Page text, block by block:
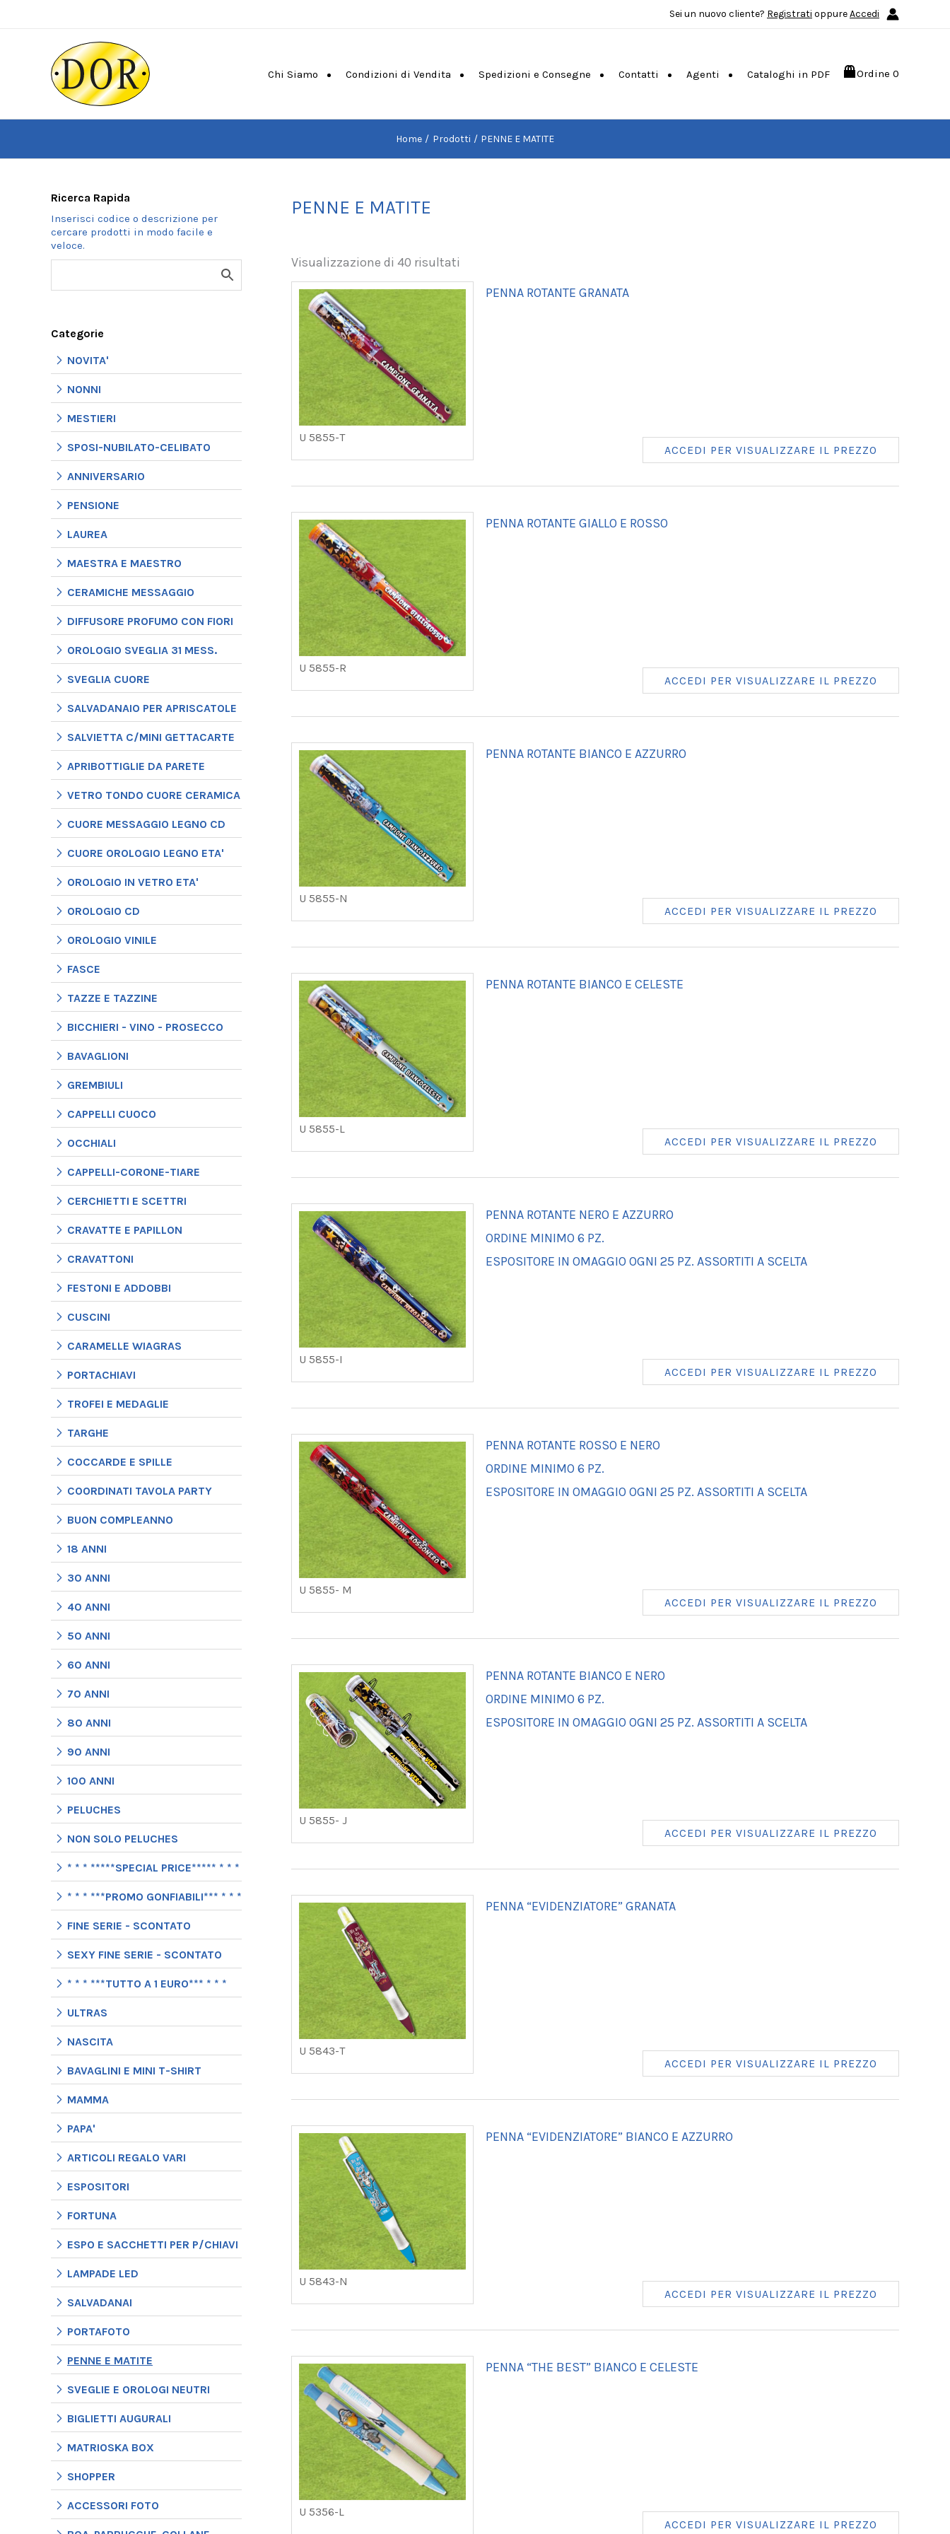
contenuto
Sei un nuovo cliente? Registrati oppureAccedi
Chi Siamo Condizioni di Vendita Spedizioni e Consegne Contatti Agenti Cataloghi in PDF Ordine 0
Home Prodotti PENNE E MATITE
Ricerca Rapida
Categorie
NOVITA'
NONNI
MESTIERI
SPOSI-NUBILATO-CELIBATO
ANNIVERSARIO
PENSIONE
LAUREA
MAESTRA E MAESTRO
CERAMICHE MESSAGGIO
DIFFUSORE PROFUMO CON FIORI
OROLOGIO SVEGLIA 31 MESS.
SVEGLIA CUORE
SALVADANAIO PER APRISCATOLE
SALVIETTA C/MINI GETTACARTE
APRIBOTTIGLIE DA PARETE
VETRO TONDO CUORE CERAMICA
CUORE MESSAGGIO LEGNO CD
CUORE OROLOGIO LEGNO ETA'
OROLOGIO IN VETRO ETA'
OROLOGIO CD
OROLOGIO VINILE
FASCE
TAZZE E TAZZINE
BICCHIERI - VINO - PROSECCO
BAVAGLIONI
GREMBIULI
CAPPELLI CUOCO
OCCHIALI
CAPPELLI-CORONE-TIARE
CERCHIETTI E SCETTRI
CRAVATTE E PAPILLON
CRAVATTONI
FESTONI E ADDOBBI
CUSCINI
CARAMELLE WIAGRAS
PORTACHIAVI
TROFEI E MEDAGLIE
TARGHE
COCCARDE E SPILLE
COORDINATI TAVOLA PARTY
BUON COMPLEANNO
18 ANNI
30 ANNI
40 ANNI
50 ANNI
60 ANNI
70 ANNI
80 ANNI
90 ANNI
100 ANNI
PELUCHES
NON SOLO PELUCHES
* * * *****SPECIAL PRICE***** * * *
* * * ***PROMO GONFIABILI*** * * *
FINE SERIE - SCONTATO
SEXY FINE SERIE - SCONTATO
* * * ***TUTTO A 1 EURO*** * * *
ULTRAS
NASCITA
BAVAGLINI E MINI T-SHIRT
MAMMA
PAPA'
ARTICOLI REGALO VARI
ESPOSITORI
FORTUNA
ESPO E SACCHETTI PER P/CHIAVI
LAMPADE LED
SALVADANAI
PORTAFOTO
PENNE E MATITE
SVEGLIE E OROLOGI NEUTRI
BIGLIETTI AUGURALI
MATRIOSKA BOX
SHOPPER
ACCESSORI FOTO
PENNE E MATITE
Visualizzazione di 40 risultati
U 5855-T
PENNA ROTANTE GRANATA
ACCEDI PER VISUALIZZARE IL PREZZO
U 5855-R
PENNA ROTANTE GIALLO E ROSSO
ACCEDI PER VISUALIZZARE IL PREZZO
U 5855-N
PENNA ROTANTE BIANCO E AZZURRO
ACCEDI PER VISUALIZZARE IL PREZZO
U 5855-L
PENNA ROTANTE BIANCO E CELESTE
ACCEDI PER VISUALIZZARE IL PREZZO
U 5855-I
PENNA ROTANTE NERO E AZZURRO
ORDINE MINIMO 6 PZ.
ESPOSITORE IN OMAGGIO OGNI 25 PZ. ASSORTITI A SCELTA
ACCEDI PER VISUALIZZARE IL PREZZO
U 5855- M
PENNA ROTANTE ROSSO E NERO
ORDINE MINIMO 6 PZ.
ESPOSITORE IN OMAGGIO OGNI 25 PZ. ASSORTITI A SCELTA
ACCEDI PER VISUALIZZARE IL PREZZO
U 5855- J
PENNA ROTANTE BIANCO E NERO
ORDINE MINIMO 6 PZ.
ESPOSITORE IN OMAGGIO OGNI 25 PZ. ASSORTITI A SCELTA
ACCEDI PER VISUALIZZARE IL PREZZO
U 5843-T
PENNA “EVIDENZIATORE” GRANATA
ACCEDI PER VISUALIZZARE IL PREZZO
U 5843-N
PENNA “EVIDENZIATORE” BIANCO E AZZURRO
ACCEDI PER VISUALIZZARE IL PREZZO
U 5356-L
PENNA “THE BEST” BIANCO E CELESTE
ACCEDI PER VISUALIZZARE IL PREZZO